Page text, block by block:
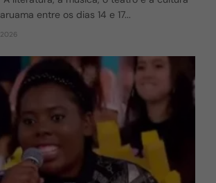
entre os dias 14 e 17...